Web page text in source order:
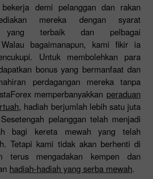
demi pelanggan dan rakan
mereka dengan syarat
yang terbaik dan pelbagai
Walau bagaimanapun, kami fikir ia
Untuk membolehkan para
bonus yang bermanfaat dan
perdagangan mereka tanpa
memperbanyakkan peraduan
, hadiah berjumlah lebih satu juta
pelanggan telah menjadi
bagi kereta mewah yang telah
Tetapi kami tidak akan berhenti di
terus mengadakan kempen dan
hadiah-hadiah yang serba mewah.